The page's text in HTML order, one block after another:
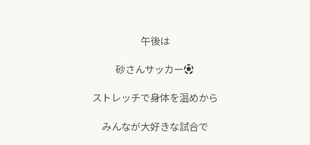
午後は
砂さんサッカー
ストレッチで身体を温めから
みんなが大好きな試合で